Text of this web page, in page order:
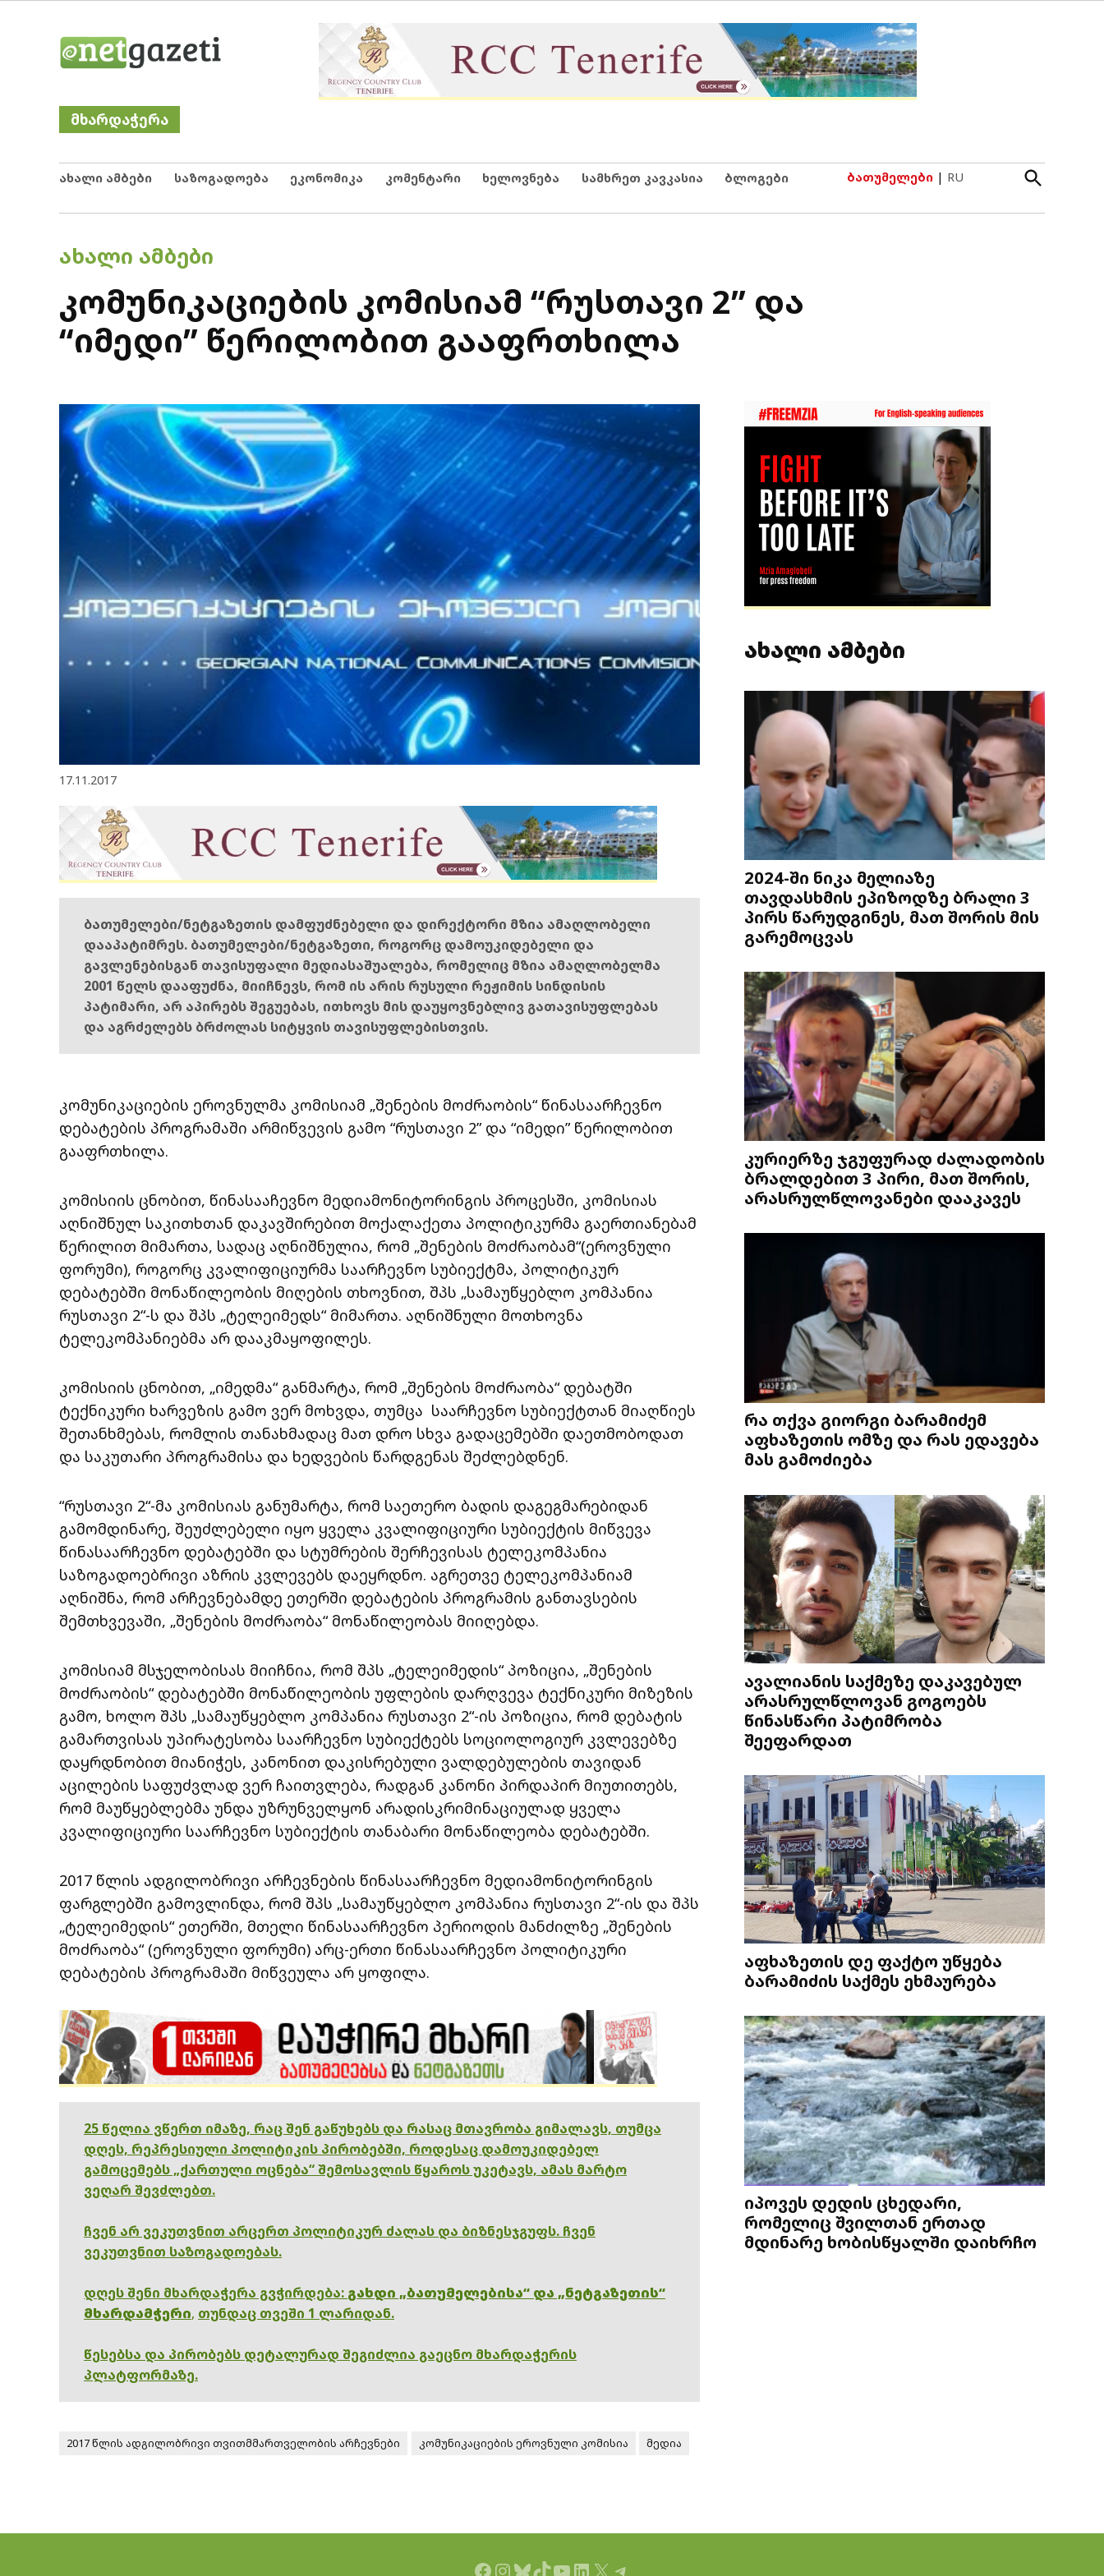
Netgazeti
მხარდაჭერა
ახალი ამბები საზოგადოება ეკონომიკა კომენტარი ხელოვნება სამხრეთ კავკასია ბლოგები ბათუმელები | RU
Open
Search
POSTED
ᲐᲮᲐᲚᲘ ᲐᲛᲑᲔᲑᲘ
კომუნიკაციების კომისიამ “რუსთავი 2” და
“იმედი” წერილობით გააფრთხილა
17.11.2017
ბათუმელები/ნეტგაზეთის დამფუძნებელი და დირექტორი მზია ამაღლობელი
დააპატიმრეს. ბათუმელები/ნეტგაზეთი, როგორც დამოუკიდებელი და
გავლენებისგან თავისუფალი მედიასაშუალება, რომელიც მზია ამაღლობელმა
2001 წელს დააფუძნა, მიიჩნევს, რომ ის არის რუსული რეჟიმის სინდისის
პატიმარი, არ აპირებს შეგუებას, ითხოვს მის დაუყოვნებლივ გათავისუფლებას
და აგრძელებს ბრძოლას სიტყვის თავისუფლებისთვის.
კომუნიკაციების ეროვნულმა კომისიამ „შენების მოძრაობის“ წინასაარჩევნო
დებატების პროგრამაში არმიწვევის გამო “რუსთავი 2” და “იმედი” წერილობით
გააფრთხილა.
კომისიის ცნობით, წინასააჩევნო მედიამონიტორინგის პროცესში, კომისიას
აღნიშნულ საკითხთან დაკავშირებით მოქალაქეთა პოლიტიკურმა გაერთიანებამ
წერილით მიმართა, სადაც აღნიშნულია, რომ „შენების მოძრაობამ“(ეროვნული
ფორუმი), როგორც კვალიფიციურმა საარჩევნო სუბიექტმა, პოლიტიკურ
დებატებში მონაწილეობის მიღების თხოვნით, შპს „სამაუწყებლო კომპანია
რუსთავი 2“-ს და შპს „ტელეიმედს“ მიმართა. აღნიშნული მოთხოვნა
ტელეკომპანიებმა არ დააკმაყოფილეს.
კომისიის ცნობით, „იმედმა“ განმარტა, რომ „შენების მოძრაობა“ დებატში
ტექნიკური ხარვეზის გამო ვერ მოხვდა, თუმცა საარჩევნო სუბიექტთან მიაღწიეს
შეთანხმებას, რომლის თანახმადაც მათ დრო სხვა გადაცემებში დაეთმობოდათ
და საკუთარი პროგრამისა და ხედვების წარდგენას შეძლებდნენ.
“რუსთავი 2“-მა კომისიას განუმარტა, რომ საეთერო ბადის დაგეგმარებიდან
გამომდინარე, შეუძლებელი იყო ყველა კვალიფიციური სუბიექტის მიწვევა
წინასაარჩევნო დებატებში და სტუმრების შერჩევისას ტელეკომპანია
საზოგადოებრივი აზრის კვლევებს დაეყრდნო. აგრეთვე ტელეკომპანიამ
აღნიშნა, რომ არჩევნებამდე ეთერში დებატების პროგრამის განთავსების
შემთხვევაში, „შენების მოძრაობა“ მონაწილეობას მიიღებდა.
კომისიამ მსჯელობისას მიიჩნია, რომ შპს „ტელეიმედის“ პოზიცია, „შენების
მოძრაობის“ დებატებში მონაწილეობის უფლების დარღვევა ტექნიკური მიზეზის
გამო, ხოლო შპს „სამაუწყებლო კომპანია რუსთავი 2“-ის პოზიცია, რომ დებატის
გამართვისას უპირატესობა საარჩევნო სუბიექტებს სოციოლოგიურ კვლევებზე
დაყრდნობით მიანიჭეს, კანონით დაკისრებული ვალდებულების თავიდან
აცილების საფუძვლად ვერ ჩაითვლება, რადგან კანონი პირდაპირ მიუთითებს,
რომ მაუწყებლებმა უნდა უზრუნველყონ არადისკრიმინაციულად ყველა
კვალიფიციური საარჩევნო სუბიექტის თანაბარი მონაწილეობა დებატებში.
2017 წლის ადგილობრივი არჩევნების წინასაარჩევნო მედიამონიტორინგის
ფარგლებში გამოვლინდა, რომ შპს „სამაუწყებლო კომპანია რუსთავი 2“-ის და შპს
„ტელეიმედის“ ეთერში, მთელი წინასაარჩევნო პერიოდის მანძილზე „შენების
მოძრაობა“ (ეროვნული ფორუმი) არც-ერთი წინასაარჩევნო პოლიტიკური
დებატების პროგრამაში მიწვეულა არ ყოფილა.
25 წელია ვწერთ იმაზე, რაც შენ გაწუხებს და რასაც მთავრობა გიმალავს, თუმცა
დღეს, რეპრესიული პოლიტიკის პირობებში, როდესაც დამოუკიდებელ
გამოცემებს „ქართული ოცნება“ შემოსავლის წყაროს უკეტავს, ამას მარტო
ვეღარ შევძლებთ.
ჩვენ არ ვეკუთვნით არცერთ პოლიტიკურ ძალას და ბიზნესჯგუფს. ჩვენ
ვეკუთვნით საზოგადოებას.
დღეს შენი მხარდაჭერა გვჭირდება: გახდი „ბათუმელებისა“ და „ნეტგაზეთის“
მხარდამჭერი, თუნდაც თვეში 1 ლარიდან.
წესებსა და პირობებს დეტალურად შეგიძლია გაეცნო მხარდაჭერის
პლატფორმაზე.
2017 წლის ადგილობრივი თვითმმართველობის არჩევნები კომუნიკაციების ეროვნული კომისია მედია
ახალი ამბები
2024-ში ნიკა მელიაზე
თავდასხმის ეპიზოდზე ბრალი 3
პირს წარუდგინეს, მათ შორის მის
გარემოცვას
კურიერზე ჯგუფურად ძალადობის
ბრალდებით 3 პირი, მათ შორის,
არასრულწლოვანები დააკავეს
რა თქვა გიორგი ბარამიძემ
აფხაზეთის ომზე და რას ედავება
მას გამოძიება
ავალიანის საქმეზე დაკავებულ
არასრულწლოვან გოგოებს
წინასწარი პატიმრობა
შეეფარდათ
აფხაზეთის დე ფაქტო უწყება
ბარამიძის საქმეს ეხმაურება
იპოვეს დედის ცხედარი,
რომელიც შვილთან ერთად
მდინარე ხობისწყალში დაიხრჩო
Facebook
Instagram
Bluesky
TikTok
YouTube
LinkedIn
X Telegram